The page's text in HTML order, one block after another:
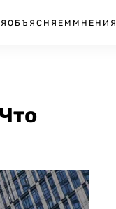
ОБЪЯСНЯЕМ МНЕНИЯ